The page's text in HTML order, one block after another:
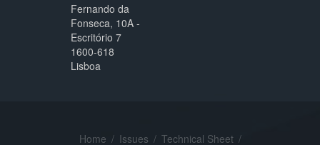
Fernando da
Fonseca, 10A -
Escritório 7
1600-618
Lisboa
Home / Issues / Technical Sheet /